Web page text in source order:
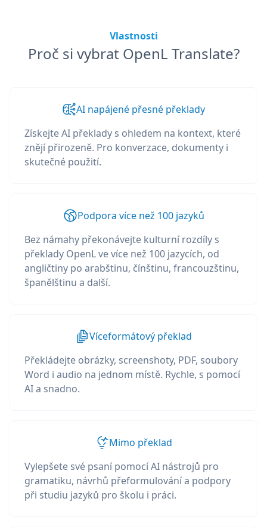
Vlastnosti
Proč si vybrat OpenL Translate?
AI napájené přesné překlady
Získejte AI překlady s ohledem na kontext, které
znějí přirozeně. Pro konverzace, dokumenty i
skutečné použití.
Podpora více než 100 jazyků
Bez námahy překonávejte kulturní rozdíly s
překlady OpenL ve více než 100 jazycích, od
angličtiny po arabštinu, čínštinu, francouzštinu,
španělštinu a další.
Víceformátový překlad
Překládejte obrázky, screenshoty, PDF, soubory
Word i audio na jednom místě. Rychle, s pomocí
AI a snadno.
Mimo překlad
Vylepšete své psaní pomocí AI nástrojů pro
gramatiku, návrhů přeformulování a podpory
při studiu jazyků pro školu i práci.